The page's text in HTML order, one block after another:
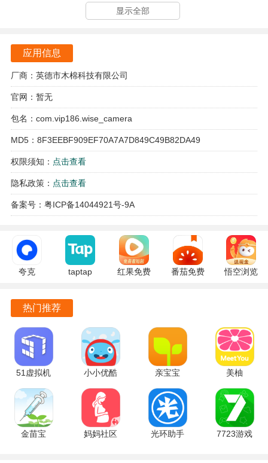
有效利用现有资源，无需额外购买专业监控设备，大大降低
操作简便，只需扫描二维码即可快速连接，即使是初次使用
的用户也能轻松上手。
打破了传统监控的局限，随时随地查看监控画面，实现远程
守护。
充分考虑了用户的需求，提供了灵活的监控方式，让用户能
够根据实际情况进行调整。
软件亮点
为用户提供了一种低成本的家庭安防方案，让预算有限的家
庭也能享受到安全保障。
作，免除后顾之忧。
让用户能够轻松照看老人或小孩，及时发现并处理突发状
况，守护家人安全。
为用户提供了一种便捷的监控方式，无需复杂的设置，只需
充分考虑了用户的隐私，所有数据传输都经过加密处理，保
障用户的信息安全。
显示全部
应用信息
厂商：英德市木棉科技有限公司
官网：暂无
包名：com.vip186.wise_camera
MD5：8F3EEBF909EF70A7A7D849C49B82DA49
权限须知： 点击查看
隐私政策： 点击查看
备案号：粤ICP备14044921号-9A
夸克
官方正版
taptap
rel#100000
红果免费
番茄免费
悟空浏览
热门推荐
51虚拟机
1.3.1.3.40-
64cnfn 官
方版
小小优酷
5.5.0 官方
版
亲宝宝
11.14.7 手
机版
美柚
9.09.0.0 最
新版
金苗宝
妈妈社区
光环助手
7723游戏